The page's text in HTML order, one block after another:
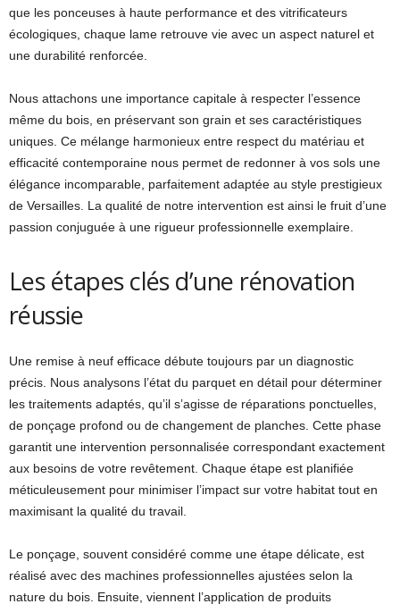
que les ponceuses à haute performance et des vitrificateurs
écologiques, chaque lame retrouve vie avec un aspect naturel et
une durabilité renforcée.
Nous attachons une importance capitale à respecter l’essence
même du bois, en préservant son grain et ses caractéristiques
uniques. Ce mélange harmonieux entre respect du matériau et
efficacité contemporaine nous permet de redonner à vos sols une
élégance incomparable, parfaitement adaptée au style prestigieux
de Versailles. La qualité de notre intervention est ainsi le fruit d’une
passion conjuguée à une rigueur professionnelle exemplaire.
Les étapes clés d’une rénovation
réussie
Une remise à neuf efficace débute toujours par un diagnostic
précis. Nous analysons l’état du parquet en détail pour déterminer
les traitements adaptés, qu’il s’agisse de réparations ponctuelles,
de ponçage profond ou de changement de planches. Cette phase
garantit une intervention personnalisée correspondant exactement
aux besoins de votre revêtement. Chaque étape est planifiée
méticuleusement pour minimiser l’impact sur votre habitat tout en
maximisant la qualité du travail.
Le ponçage, souvent considéré comme une étape délicate, est
réalisé avec des machines professionnelles ajustées selon la
nature du bois. Ensuite, viennent l’application de produits